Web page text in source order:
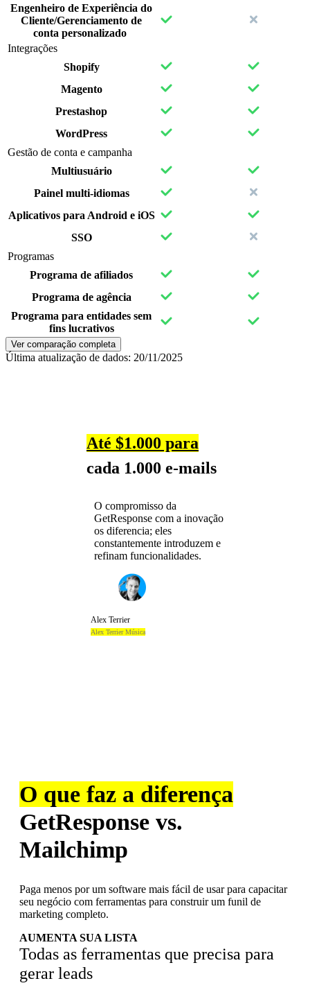
Engenheiro de Experiência do
Cliente/Gerenciamento de
conta personalizado
Integrações
Shopify
Magento
Prestashop
WordPress
Gestão de conta e campanha
Multiusuário
Painel multi-idiomas
Aplicativos para Android e iOS
SSO
Programas
Programa de afiliados
Programa de agência
Programa para entidades sem
fins lucrativos
Ver comparação completa
Última atualização de dados: 20/11/2025
Até $1.000 para
cada 1.000 e-mails
O compromisso da
GetResponse com a inovação
os diferencia; eles
constantemente introduzem e
refinam funcionalidades.
Alex Terrier
Alex Terrier Música
O que faz a diferença
GetResponse vs.
Mailchimp
Paga menos por um software mais fácil de usar para capacitar
seu negócio com ferramentas para construir um funil de
marketing completo.
AUMENTA SUA LISTA
Todas as ferramentas que precisa para
gerar leads